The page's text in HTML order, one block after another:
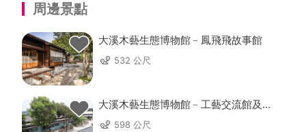
周邊景點
大溪木藝生態博物館﹣鳳飛飛故事館
532 公尺
大溪木藝生態博物館﹣工藝交流館及工
藝基地598 公尺